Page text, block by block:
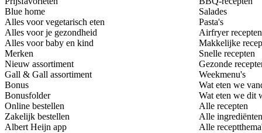
Blue home
Alles voor vegetarisch eten
Alles voor je gezondheid
Alles voor baby en kind
Merken
Nieuw assortiment
Gall & Gall assortiment
Bonus
Bonusfolder
Online bestellen
Zakelijk bestellen
Albert Heijn app
Salades
Pasta's
Airfryer recepten
Makkelijke
Snelle recepten
Gezonde
Weekmenu's
Wat eten we
Wat eten we dit
Alle recepten
Alle ingrediënten
Alle